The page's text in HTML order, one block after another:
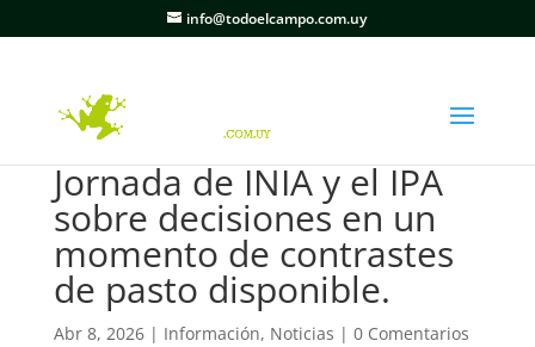
info@todoelcampo.com.uy
Jornada de INIA y el IPA
sobre decisiones en un
momento de contrastes
de pasto disponible.
Abr 8, 2026| Información, Noticias | 0 Comentarios